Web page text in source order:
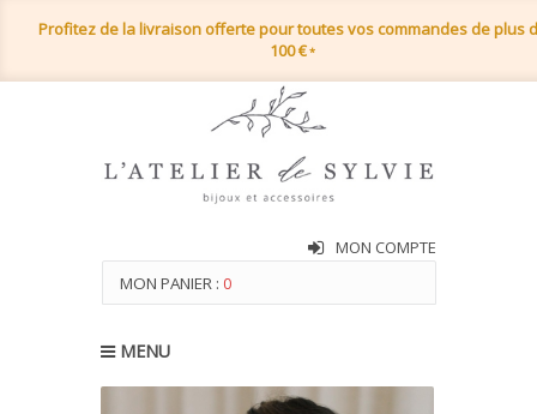
Profitez de la livraison offerte pour toutes vos commandes de plus
100 €*
MON COMPTE
MON PANIER : 0
MENU